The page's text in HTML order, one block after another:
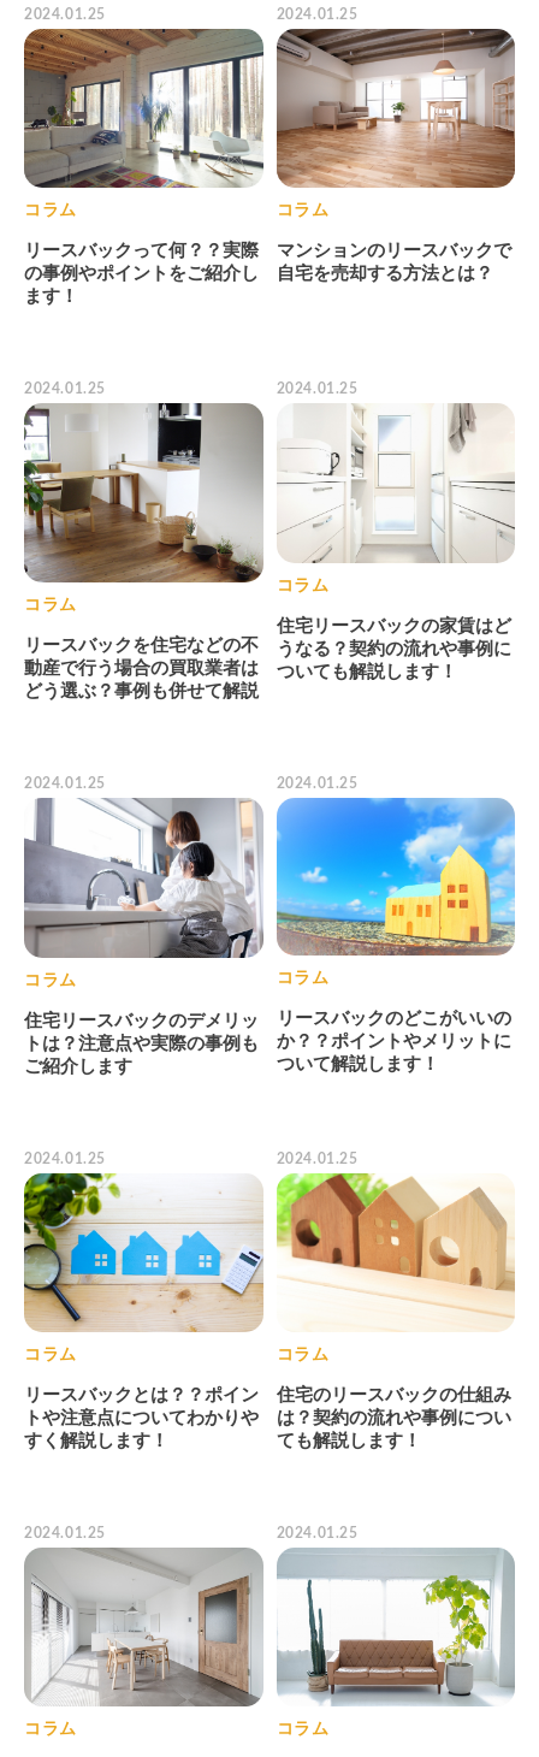
2024.01.25
コラム
リースバックって何？？実際
の事例やポイントをご紹介し
ます！
2024.01.25
コラム
マンションのリースバックで
自宅を売却する方法とは？
2024.01.25
コラム
リースバックを住宅などの不
動産で行う場合の買取業者は
どう選ぶ？事例も併せて解説
2024.01.25
コラム
住宅リースバックの家賃はど
うなる？契約の流れや事例に
ついても解説します！
2024.01.25
コラム
住宅リースバックのデメリッ
トは？注意点や実際の事例も
ご紹介します
2024.01.25
コラム
リースバックのどこがいいの
か？？ポイントやメリットに
ついて解説します！
2024.01.25
コラム
リースバックとは？？ポイン
トや注意点についてわかりや
すく解説します！
2024.01.25
コラム
住宅のリースバックの仕組み
は？契約の流れや事例につい
ても解説します！
2024.01.25
コラム
2024.01.25
コラム